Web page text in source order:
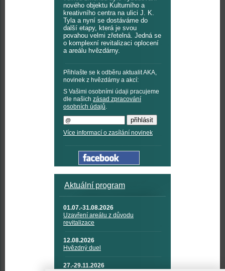
nového objektu Kulturního a
kreativního centra na ulici J. K.
Tyla a nyní se dostáváme do
další etapy, která je svou
povahou velmi zřetelná. Jedná se
o komplexní revitalizaci oplocení
a areálu hvězdárny.
Přihlašte se k odběru aktualit AKA,
novinek z hvězdárny a akcí:
S Vašimi osobními údaji pracujeme
dle našich zásad zpracování
osobních údajů.
Více informací o zasílání novinek
Aktuální program
01.07.-31.08.2026
Uzavření areálu z důvodu
revitalizace
12.08.2026
Hvězdný duel
27.-29.11.2026